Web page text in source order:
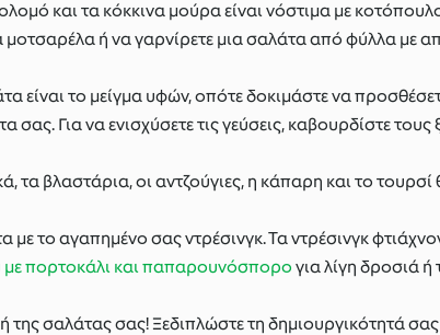
και τα κόκκινα μούρα είναι νόστιμα με
ή να γαρνίρετε μια σαλάτα από φύλλα με
είναι το μείγμα υφών, οπότε δοκιμάστε να
Για να ενισχύσετε τις γεύσεις, καβουρδίστε
τα βλαστάρια, οι αντζούγιες, η κάπαρη και το
με το αγαπημένο σας ντρέσινγκ. Τα ντρέσινγκ
με πορτοκάλι και παπαρουνόσπορο για λίγη δροσιά ή
σαλάτας σας! Ξεδιπλώστε τη δημιουργικότητά σας